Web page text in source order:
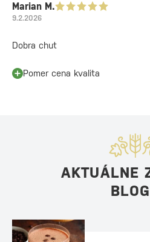
Marian M.
9.2.2026
Dobra chut
Pomer cena kvalita
AKTUÁLNE